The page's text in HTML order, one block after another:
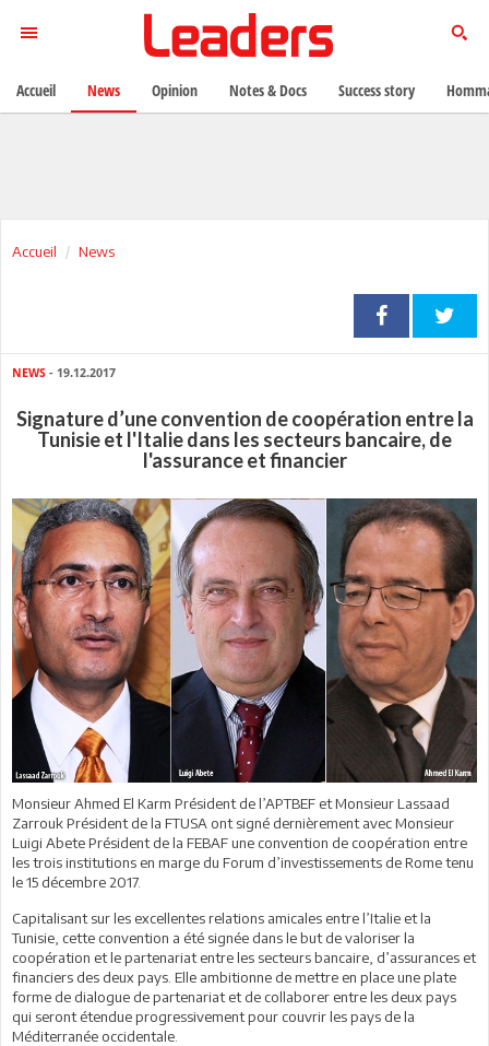
Accueil News
NEWS - 19.12.2017
Signature d’une convention de coopération entre la
Tunisie et l'Italie dans les secteurs bancaire, de
l'assurance et financier
Monsieur Ahmed El Karm Président de l’APTBEF et Monsieur Lassaad
Zarrouk Président de la FTUSA ont signé dernièrement avec Monsieur
Luigi Abete Président de la FEBAF une convention de coopération entre
les trois institutions en marge du Forum d’investissements de Rome tenu
le 15 décembre 2017.
Capitalisant sur les excellentes relations amicales entre l’Italie et la
Tunisie, cette convention a été signée dans le but de valoriser la
coopération et le partenariat entre les secteurs bancaire, d’assurances et
financiers des deux pays. Elle ambitionne de mettre en place une plate
forme de dialogue de partenariat et de collaborer entre les deux pays
qui seront étendue progressivement pour couvrir les pays de la
Méditerranée occidentale.
Accueil News Opinion Notes & Docs Success story